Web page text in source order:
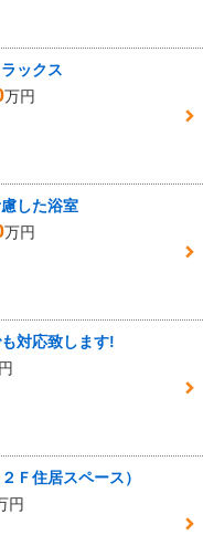
ックス
万円
した浴室
万円
対応致します!
Ｆ住居スペース）
円